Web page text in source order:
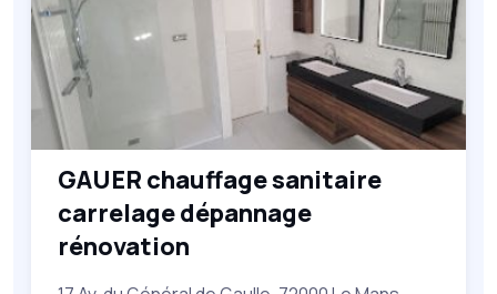
GAUER chauffage sanitaire
carrelage dépannage
rénovation